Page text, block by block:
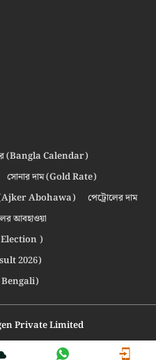
(Bangla Calendar)
সোনার দাম (Gold Rate)
Abohawa)
পেট্রোলের দাম
আবহাওয়া
Election )
2026)
Bengali)
Private Limited